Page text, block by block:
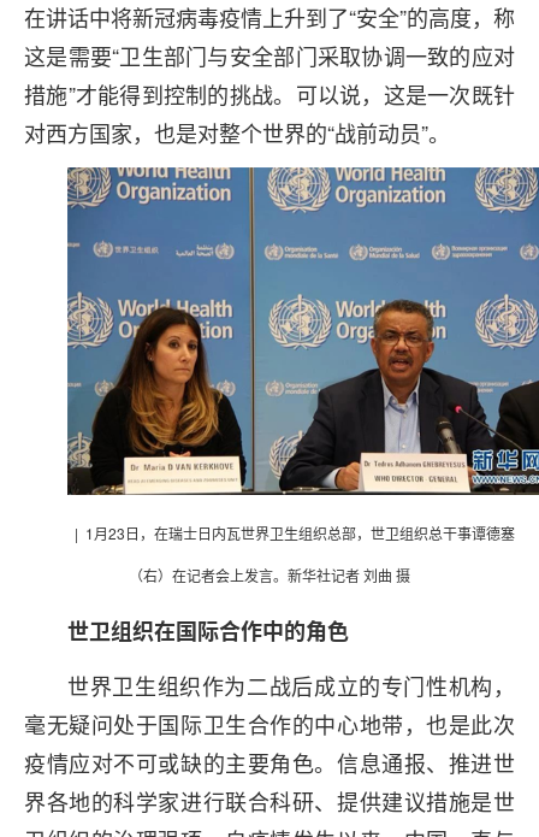
在讲话中将新冠病毒疫情上升到了“安全”的高度，称
这是需要“卫生部门与安全部门采取协调一致的应对
措施”才能得到控制的挑战。可以说，这是一次既针
对西方国家，也是对整个世界的“战前动员”。
| 1月23日，在瑞士日内瓦世界卫生组织总部，世卫组织总干事谭德塞
（右）在记者会上发言。新华社记者 刘曲 摄
世卫组织在国际合作中的角色
世界卫生组织作为二战后成立的专门性机构，
毫无疑问处于国际卫生合作的中心地带，也是此次
疫情应对不可或缺的主要角色。信息通报、推进世
界各地的科学家进行联合科研、提供建议措施是世